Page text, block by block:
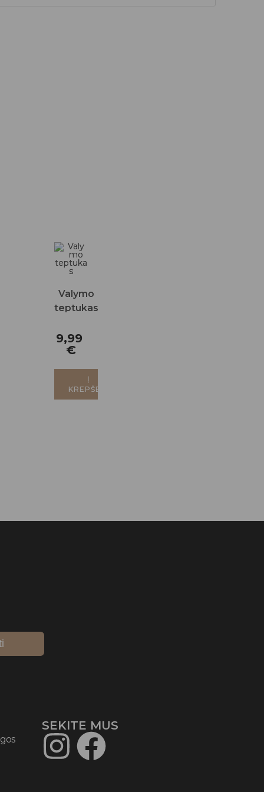
Valymo
teptukas
9,99
€
Į
KREPŠELĮ
SEKITE MUS​